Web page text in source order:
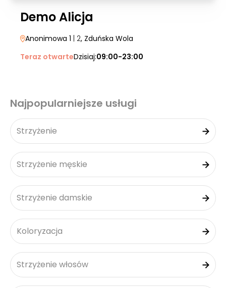
Demo Alicja
Anonimowa 1 | 2, Zduńska Wola
Teraz otwarteDzisiaj:09:00-23:00
Najpopularniejsze usługi
Strzyżenie
Strzyżenie męskie
Strzyżenie damskie
Koloryzacja
Strzyżenie włosów